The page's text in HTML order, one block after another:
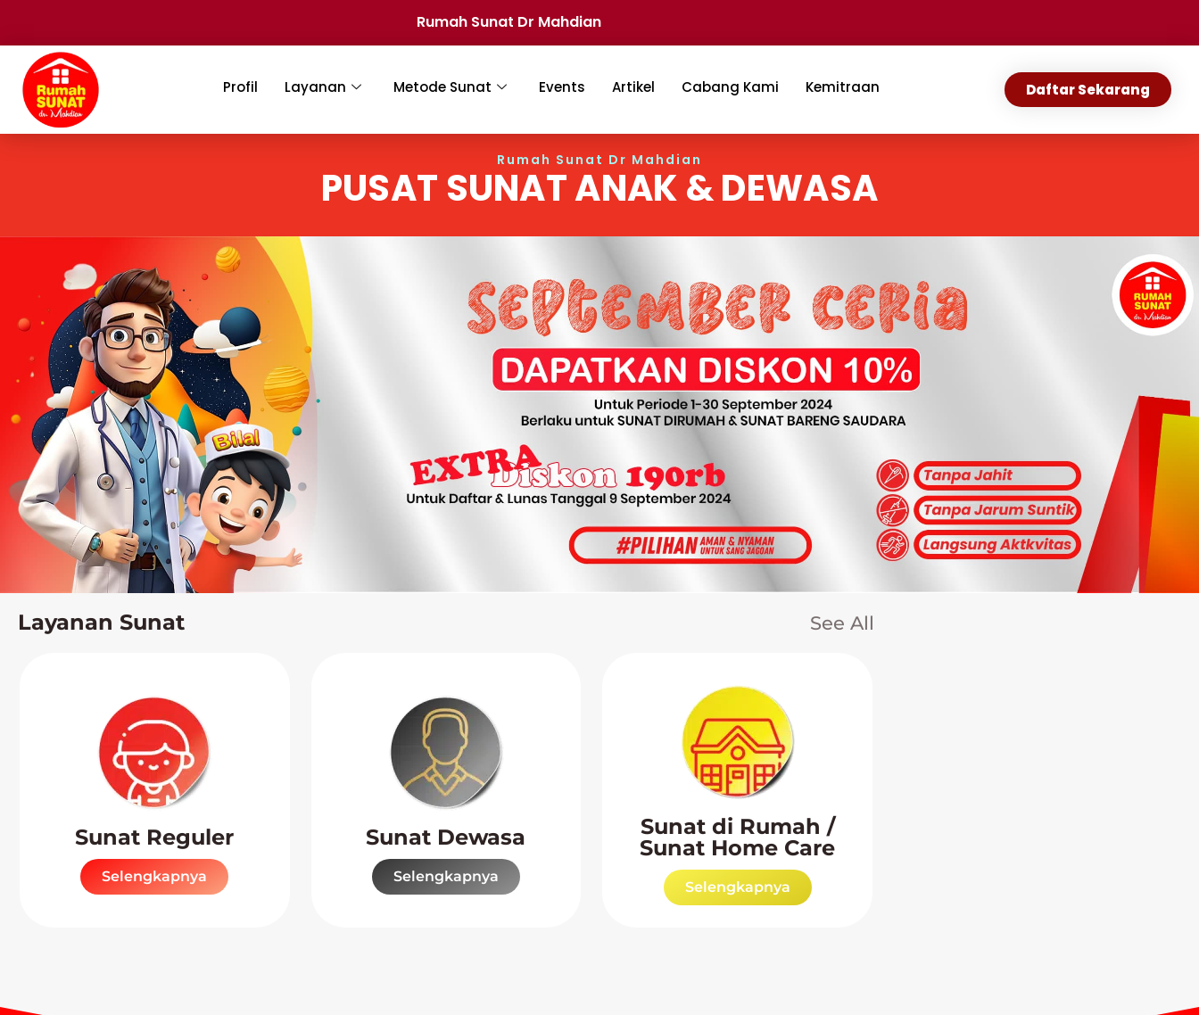
Rumah Sunat Dr Mahdian
Profil Layanan Metode Sunat Events Artikel Cabang Kami Kemitraan Daftar Sekarang
Rumah Sunat Dr Mahdian
PUSAT SUNAT ANAK & DEWASA
Layanan Sunat See All
Sunat Reguler
Selengkapnya
Sunat Dewasa
Selengkapnya
Sunat di Rumah /
Sunat Home Care
Selengkapnya